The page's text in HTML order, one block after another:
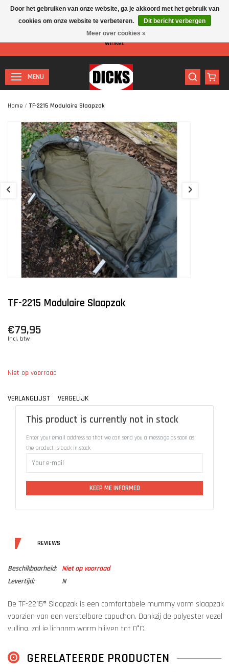
Let op: I.v.m. de zomervakantie is er minder personeel aanwezig in de
winkel.
MENU
Home / TF-2215 Modulaire Slaapzak
TF-2215 Modulaire Slaapzak
€79,95
Incl. btw
Niet op voorraad
VERLANGLIJST VERGELIJK
This product is currently not in stock
Enter your email address so that we can send you a message as soon as
the product is back in stock
KEEP ME INFORMED
DETAILSREVIEWS
Beschikbaarheid:
Niet op voorraad
Levertijd:
N
De TF-2215® Slaapzak is een comfortabele mummy vorm slaapzak
voorzien van een verstelbare capuchon. Dankzij de polyester vezel
vulling, zal je lichaam warm blijven tot 0°C.
Deze slaapzak is onderdeel van een modulair systeem; deze kan
namelijk uitgebreid worden met de
GERELATEERDE PRODUCTEN
Door het gebruiken van onze website, ga je akkoord met het gebruik van
cookies om onze website te verbeteren.
Dit bericht verbergen
Meer over cookies »